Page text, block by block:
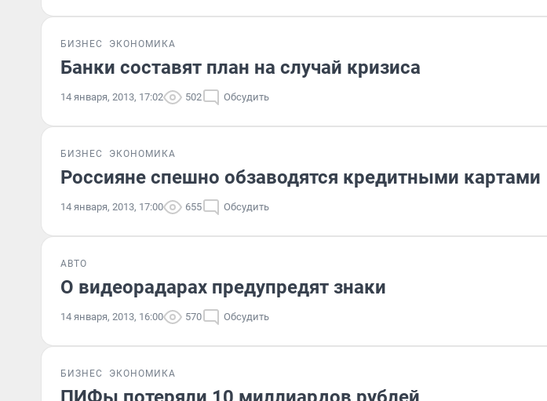
БИЗНЕС ЭКОНОМИКА
Банки составят план на случай кризиса
14 января, 2013, 17:02 502 Обсудить
БИЗНЕС ЭКОНОМИКА
Россияне спешно обзаводятся кредитными картами
14 января, 2013, 17:00 655 Обсудить
АВТО
О видеорадарах предупредят знаки
14 января, 2013, 16:00 570 Обсудить
БИЗНЕС ЭКОНОМИКА